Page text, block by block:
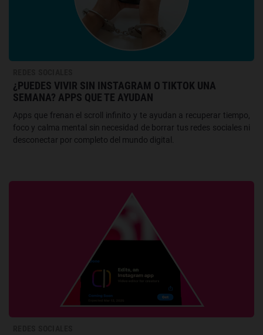
¿PUEDES VIVIR SIN INSTAGRAM O TIKTOK UNA
SEMANA? APPS QUE TE AYUDAN
Apps que frenan el scroll infinito y te ayudan a recuperar tiempo,
foco y calma mental sin necesidad de borrar tus redes sociales ni
desconectar por completo del mundo digital.